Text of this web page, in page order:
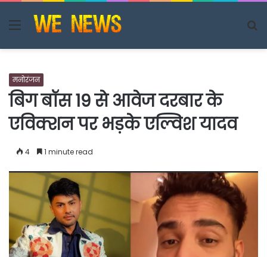
Menu
मनोरंजन
बिग बॉस 19 से आवेज दरबार के
एविक्शन पर भड़के एल्विश यादव
4 1 minute read